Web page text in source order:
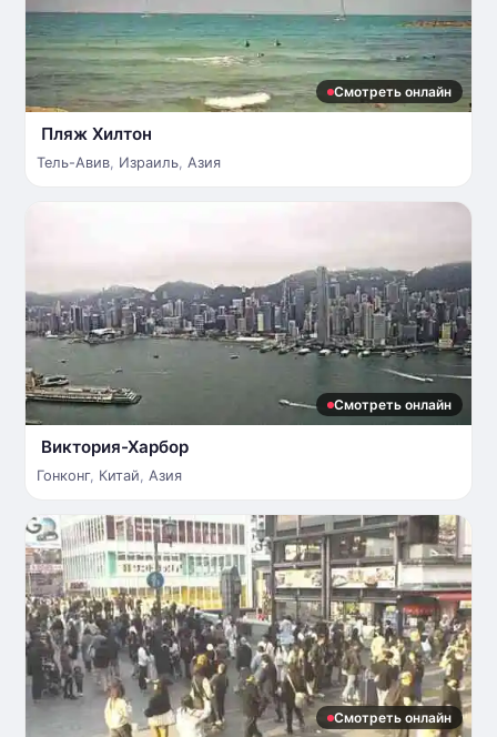
Смотреть онлайн
Пляж Хилтон
Тель-Авив, Израиль, Азия
Смотреть онлайн
Виктория-Харбор
Гонконг, Китай, Азия
Смотреть онлайн